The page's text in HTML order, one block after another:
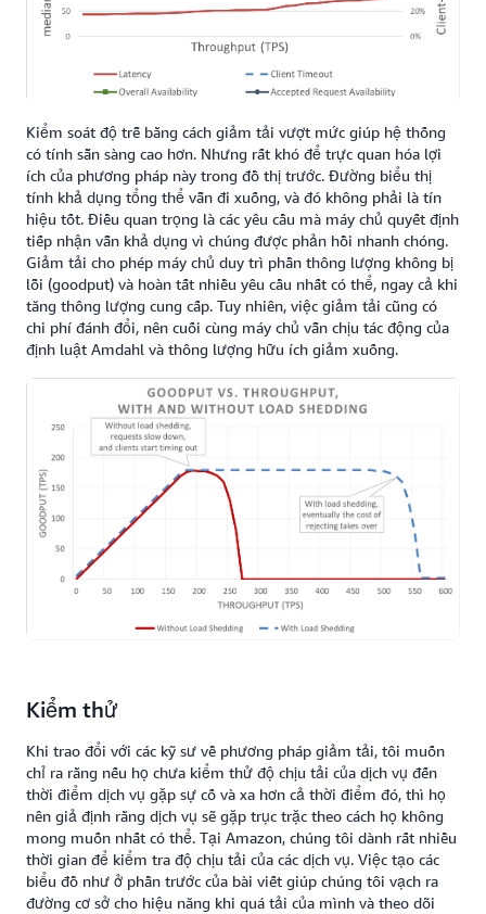
Kiểm soát độ trễ bằng cách giảm tải vượt mức giúp hệ thống
có tính sẵn sàng cao hơn. Nhưng rất khó để trực quan hóa lợi
ích của phương pháp này trong đồ thị trước. Đường biểu thị
tính khả dụng tổng thể vẫn đi xuống, và đó không phải là tín
hiệu tốt. Điều quan trọng là các yêu cầu mà máy chủ quyết định
tiếp nhận vẫn khả dụng vì chúng được phản hồi nhanh chóng.
Giảm tải cho phép máy chủ duy trì phần thông lượng không bị
lỗi (goodput) và hoàn tất nhiều yêu cầu nhất có thể, ngay cả khi
tăng thông lượng cung cấp. Tuy nhiên, việc giảm tải cũng có
chi phí đánh đổi, nên cuối cùng máy chủ vẫn chịu tác động của
định luật Amdahl và thông lượng hữu ích giảm xuống.
Kiểm thử
Khi trao đổi với các kỹ sư về phương pháp giảm tải, tôi muốn
chỉ ra rằng nếu họ chưa kiểm thử độ chịu tải của dịch vụ đến
thời điểm dịch vụ gặp sự cố và xa hơn cả thời điểm đó, thì họ
nên giả định rằng dịch vụ sẽ gặp trục trặc theo cách họ không
mong muốn nhất có thể. Tại Amazon, chúng tôi dành rất nhiều
thời gian để kiểm tra độ chịu tải của các dịch vụ. Việc tạo các
biểu đồ như ở phần trước của bài viết giúp chúng tôi vạch ra
đường cơ sở cho hiệu năng khi quá tải của mình và theo dõi